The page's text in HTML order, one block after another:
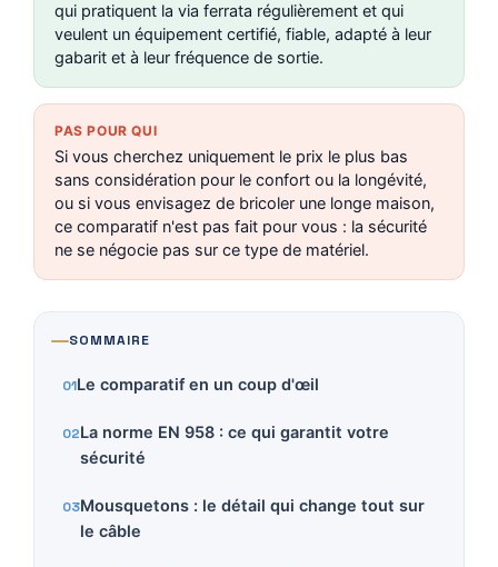
qui pratiquent la via ferrata régulièrement et qui
veulent un équipement certifié, fiable, adapté à leur
gabarit et à leur fréquence de sortie.
PAS POUR QUI
Si vous cherchez uniquement le prix le plus bas
sans considération pour le confort ou la longévité,
ou si vous envisagez de bricoler une longe maison,
ce comparatif n'est pas fait pour vous : la sécurité
ne se négocie pas sur ce type de matériel.
SOMMAIRE
Le comparatif en un coup d'œil
La norme EN 958 : ce qui garantit votre
sécurité
Mousquetons : le détail qui change tout sur
le câble